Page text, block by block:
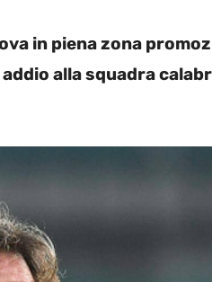
in piena zona
alla squadra